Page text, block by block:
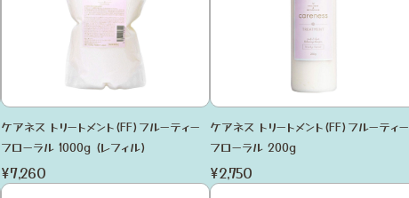
ケアネス トリートメント(FF)フルーティー
フローラル 1000g (レフィル)
¥7,260
ケアネス トリートメント(FF)フルーティー
フローラル 200g
¥2,750